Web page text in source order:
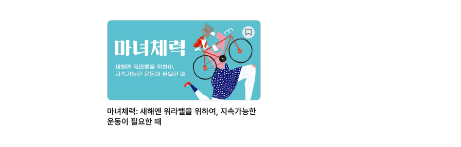
마녀체력: 새해엔 워라밸을 위하여, 지속가능한
운동이 필요한 때